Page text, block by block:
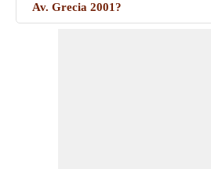
Av. Grecia 2001?